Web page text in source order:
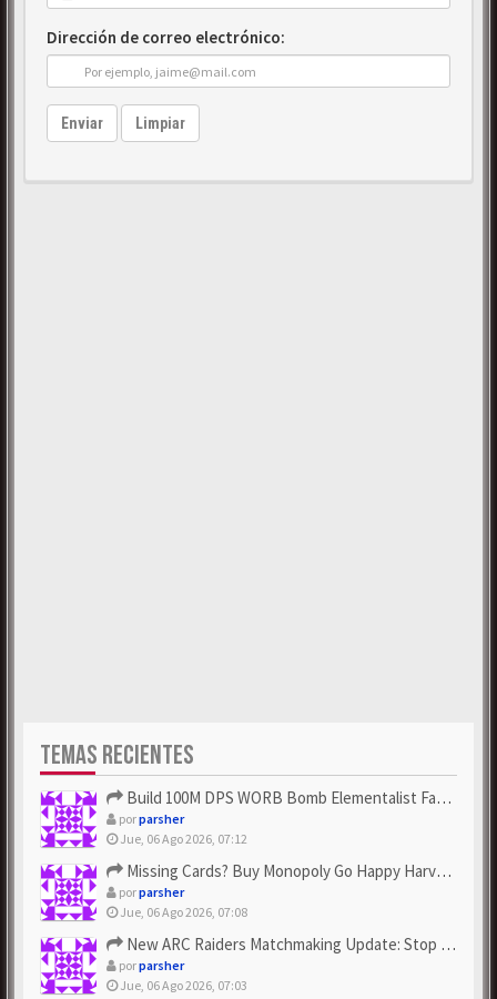
Dirección de correo electrónico:
Enviar Limpiar
TEMAS RECIENTES
Build 100M DPS WORB Bomb Elementalist Fast - Grab POE Curren...
porparsher
Jue, 06 Ago 2026, 07:12
Missing Cards? Buy Monopoly Go Happy Harvest with Looney Tun...
porparsher
Jue, 06 Ago 2026, 07:08
New ARC Raiders Matchmaking Update: Stop Failed - Grab Bluep...
porparsher
Jue, 06 Ago 2026, 07:03